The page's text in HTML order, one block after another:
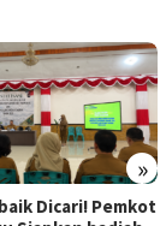
»
Dicari! Pemkot